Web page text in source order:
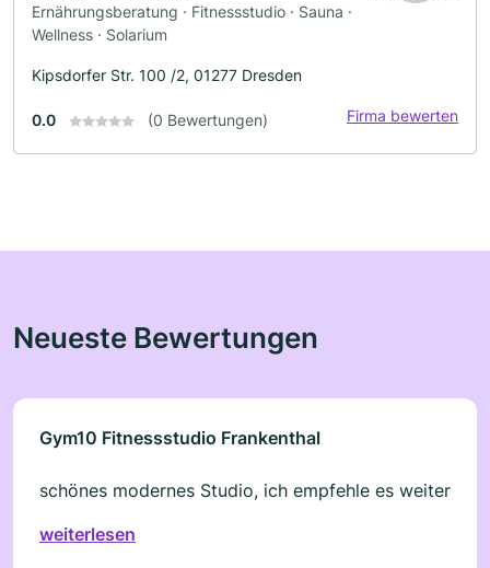
Ernährungsberatung · Fitnessstudio · Sauna ·
Wellness · Solarium
Kipsdorfer Str. 100 /2, 01277 Dresden
0.0 (0 Bewertungen) Firma bewerten
Neueste Bewertungen
Gym10 Fitnessstudio Frankenthal
schönes modernes Studio, ich empfehle es weiter
weiterlesen